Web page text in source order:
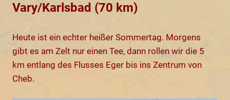
Vary/Karlsbad (70 km)
Heute ist ein echter heißer Sommertag. Morgens
gibt es am Zelt nur einen Tee, dann rollen wir die 5
km entlang des Flusses Eger bis ins Zentrum von
Cheb.